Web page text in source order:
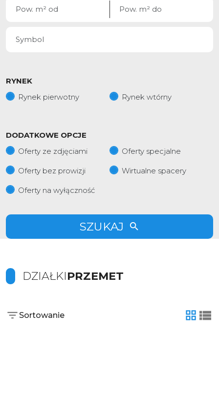
RYNEK
Rynek pierwotny
Rynek wtórny
DODATKOWE OPCJE
Oferty ze zdjęciami
Oferty specjalne
Oferty bez prowizji Wirtualne spacery
Oferty na wyłączność
SZUKAJ
DZIAŁKIPRZEMET
Sortowanie
tabela